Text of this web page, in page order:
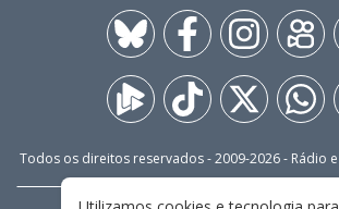
Todos os direitos reservados - 2009-2026- Rádio e